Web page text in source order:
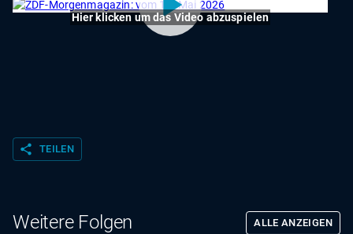
Hier klicken um das Video abzuspielen
share TEILEN
Weitere Folgen ALLE ANZEIGEN